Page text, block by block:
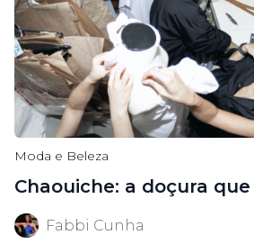
Moda e Beleza
Chaouiche: a doçura
Fabbi Cunha